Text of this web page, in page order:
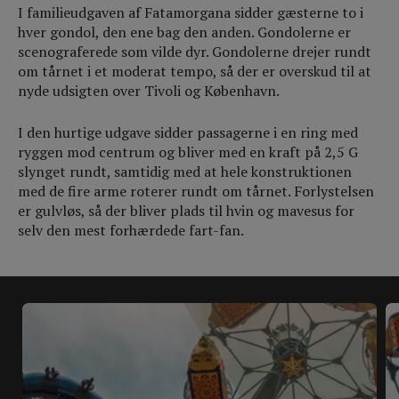
I familieudgaven af Fatamorgana sidder gæsterne to i
hver gondol, den ene bag den anden. Gondolerne er
scenograferede som vilde dyr. Gondolerne drejer rundt
om tårnet i et moderat tempo, så der er overskud til at
nyde udsigten over Tivoli og København.
I den hurtige udgave sidder passagerne i en ring med
ryggen mod centrum og bliver med en kraft på 2,5 G
slynget rundt, samtidig med at hele konstruktionen
med de fire arme roterer rundt om tårnet. Forlystelsen
er gulvløs, så der bliver plads til hvin og mavesus for
selv den mest forhærdede fart-fan.